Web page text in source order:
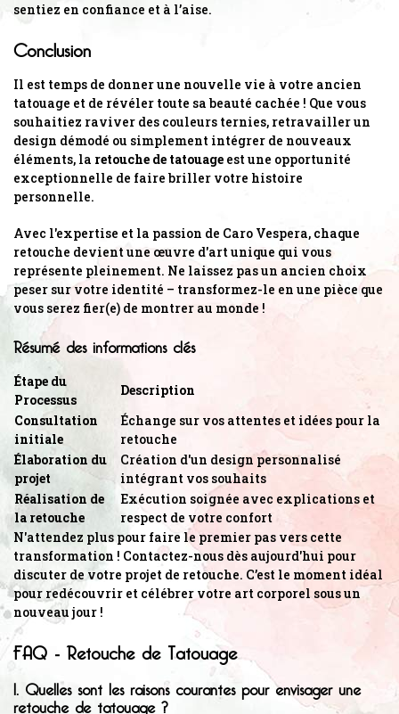
sentiez en confiance et à l’aise.
Conclusion
Il est temps de donner une nouvelle vie à votre ancien
tatouage et de révéler toute sa beauté cachée ! Que vous
souhaitiez raviver des couleurs ternies, retravailler un
design démodé ou simplement intégrer de nouveaux
éléments, la retouche de tatouage est une opportunité
exceptionnelle de faire briller votre histoire
personnelle.
Avec l'expertise et la passion de Caro Vespera, chaque
retouche devient une œuvre d'art unique qui vous
représente pleinement. Ne laissez pas un ancien choix
peser sur votre identité – transformez-le en une pièce que
vous serez fier(e) de montrer au monde !
Résumé des informations clés
Étape du
Processus
Description
Consultation
initiale
Échange sur vos attentes et idées pour la
retouche
Élaboration du
projet
Création d'un design personnalisé
intégrant vos souhaits
Réalisation de
la retouche
Exécution soignée avec explications et
respect de votre confort
N'attendez plus pour faire le premier pas vers cette
transformation ! Contactez-nous dès aujourd'hui pour
discuter de votre projet de retouche. C’est le moment idéal
pour redécouvrir et célébrer votre art corporel sous un
nouveau jour !
FAQ - Retouche de Tatouage
1. Quelles sont les raisons courantes pour envisager une
retouche de tatouage ?